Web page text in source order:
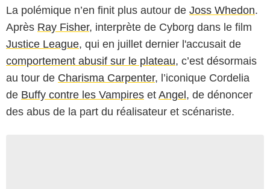
La polémique n’en finit plus autour de Joss Whedon.
Après Ray Fisher, interprète de Cyborg dans le film
Justice League, qui en juillet dernier l'accusait de
comportement abusif sur le plateau, c’est désormais
au tour de Charisma Carpenter, l’iconique Cordelia
de Buffy contre les Vampires et Angel, de dénoncer
des abus de la part du réalisateur et scénariste.